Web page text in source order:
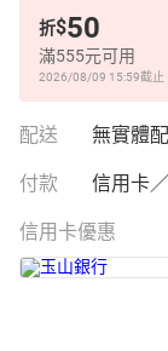
折$50
滿555元可用
2026/08/09 15:59截止
配送 無實體
付款 信用卡
信用卡優惠